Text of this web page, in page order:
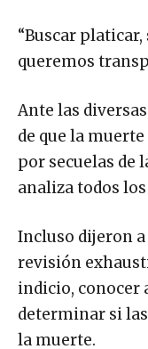
“Buscar
queremos
Ante las
de que la
por secuelas de
analiza todos
Incluso dijeron a
revisión
indicio, conocer
determinar si
la muerte.